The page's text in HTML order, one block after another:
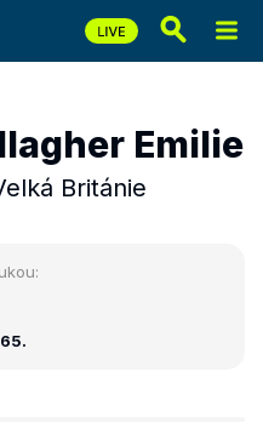
Emilie
Británie